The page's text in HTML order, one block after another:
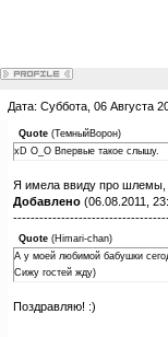
Дата: Суббота, 06 Августа
Quote(ТемныйВорон)
xD О_О Впервые такое слышу.
Я имела ввиду про шлемы,
Добавлено(06.08.2011,
Quote(Himari-chan)
А у моей любимой бабушки
Сижу гостей жду)
Поздравляю! :)